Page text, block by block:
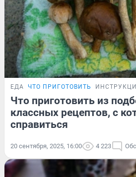
ЕДА ЧТО ПРИГОТОВИТЬ
Что приготовить из
классных рецептов, с
справиться
20 сентября, 2025, 16:00 4 223